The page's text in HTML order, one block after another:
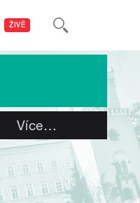
ŽIVĚ
Více…